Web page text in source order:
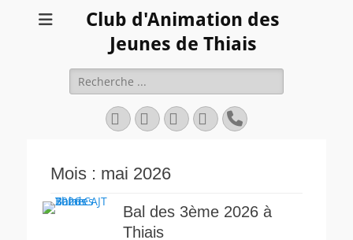
Club d'Animation des
Jeunes de Thiais
Rechercher :
Facebook
TwitterYouTubeInstagram
Tél
Mois : mai 2026
Bal des 3ème 2026 à
Thiais